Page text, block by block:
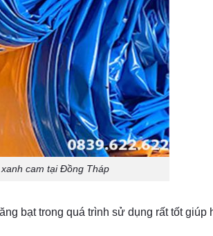
cam tại Đồng Tháp
bạt trong quá trình sử dụng rất tốt giúp